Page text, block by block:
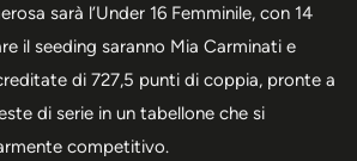
sarà l’Under 16 Femminile, con 14
il seeding saranno Mia Carminati e
di 727,5 punti di coppia, pronte a
di serie in un tabellone che si
competitivo.